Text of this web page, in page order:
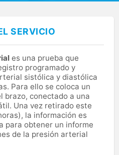
SERVICIO
es una prueba que
programado y
sistólica y diastólica
Para ello se coloca un
brazo, conectado a una
Una vez retirado este
la información es
para obtener un informe
de la presión arterial